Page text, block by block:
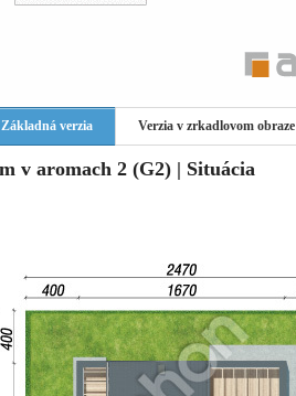
Základná verzia Verzia v zrkadlovom obraze
v aromach 2 (G2) | Situácia